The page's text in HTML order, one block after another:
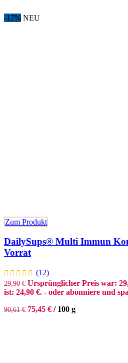
-17% NEU
Zum Produkt
DailySups® Multi Immun
Vorrat
(12)
29,90€ Ursprünglicher Preis war:
ist: 24,90 €. - oder abonniere und
90,61€ 75,45 € / 100 g